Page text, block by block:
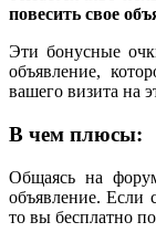
повесить свое
Эти бонусные
объявление,
вашего визита на
В чем плюсы:
Общаясь на
объявление. Если
то вы бесплатно